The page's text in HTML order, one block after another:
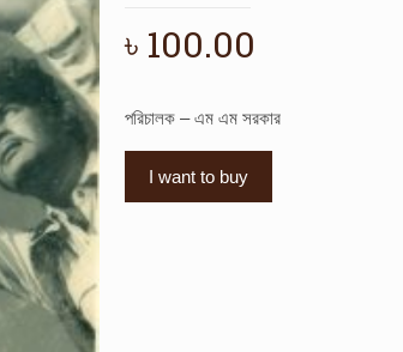
৳ 100.00
পরিচালক – এম এম সরকার
I want to buy